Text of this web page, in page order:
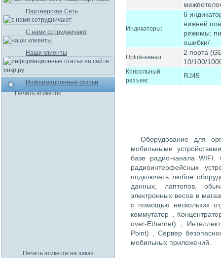
Индикаторы:
6
нижней
режимы:
ошибки/
Uplink-канал:
2 порта
10/100/
Консольный
разъем:
RJ45
Оборудование для
мобильными
базе радио-канала WIFI.
радиоинтерфейсных
подключать любое
данных, лаптопов,
электронных весов в
с помощью нескольких
коммутатор ,
over-Ethernet) ,
Point) , Сервер
мобильных приложений.
Партнерская Сеть
С нами сотрудничают
Наши клиенты
Информационные статьи
Печать этикеток
Печать этикеток на заказ